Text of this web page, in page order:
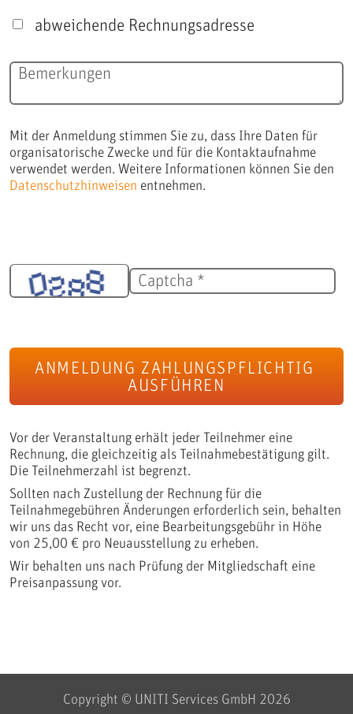
abweichende Rechnungsadresse
Bemerkungen
Mit der Anmeldung stimmen Sie zu, dass Ihre Daten für
organisatorische Zwecke und für die Kontaktaufnahme
verwendet werden. Weitere Informationen können Sie den
Datenschutzhinweisen entnehmen.
Captcha *
Vor der Veranstaltung erhält jeder Teilnehmer eine
Rechnung, die gleichzeitig als Teilnahmebestätigung gilt.
Die Teilnehmerzahl ist begrenzt.
Sollten nach Zustellung der Rechnung für die
Teilnahmegebühren Änderungen erforderlich sein, behalten
wir uns das Recht vor, eine Bearbeitungsgebühr in Höhe
von 25,00 € pro Neuausstellung zu erheben.
Wir behalten uns nach Prüfung der Mitgliedschaft eine
Preisanpassung vor.
Copyright © UNITI Services GmbH 2026